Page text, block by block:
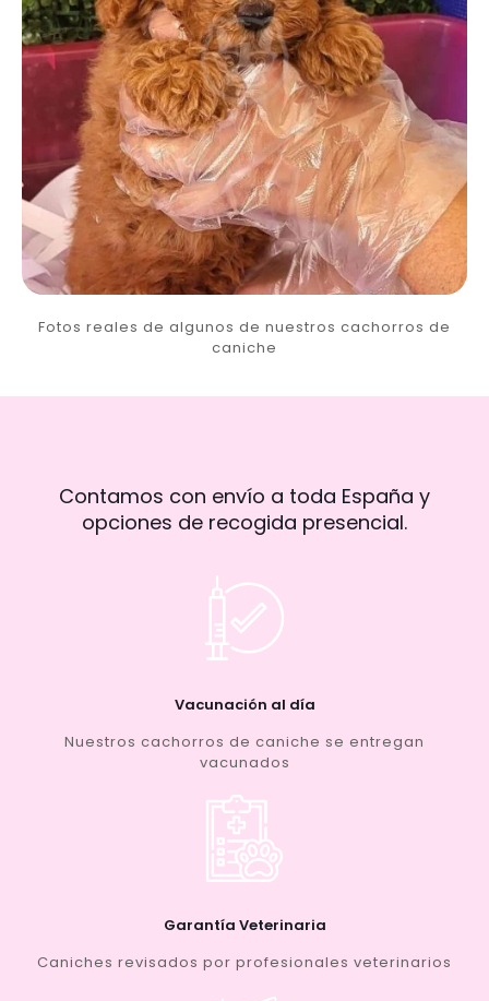
Fotos reales de algunos de nuestros cachorros de
caniche
Contamos con envío a toda España y
opciones de recogida presencial.
Vacunación al día
Nuestros cachorros de caniche se entregan
vacunados
Garantía Veterinaria
Caniches revisados por profesionales veterinarios